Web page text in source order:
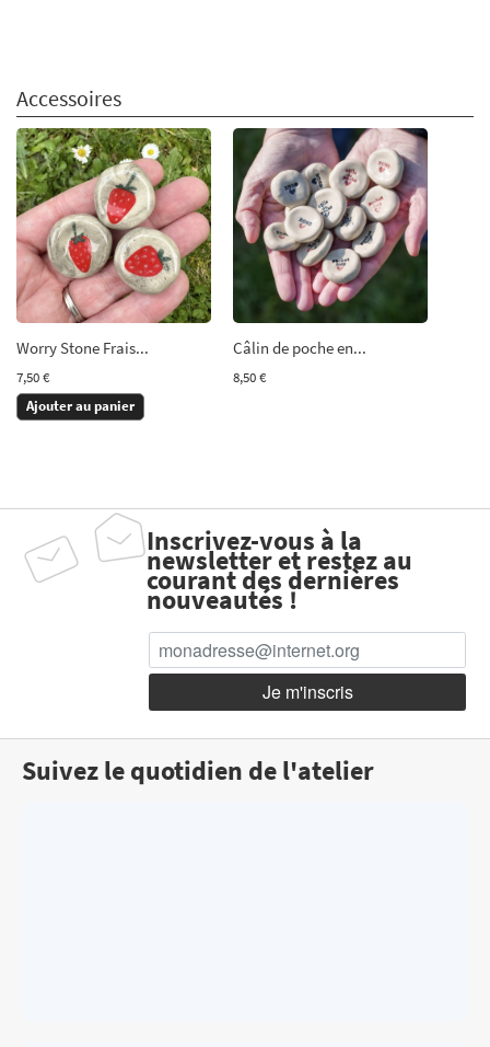
Accessoires
Worry Stone Frais...
7,50 €
Ajouter au panier
Câlin de poche en...
8,50 €
Inscrivez-vous à la
newsletter et restez au
courant des dernières
nouveautés !
Suivez le quotidien de l'atelier